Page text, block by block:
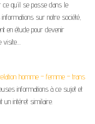
qu’il se passe dans le
sur notre société,
en étude pour devenir
homme – femme – trans
informations à ce sujet et
intéret similaire.